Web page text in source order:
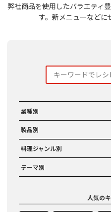
弊社商品を使用したバラエティ
す。 新メニューなどに
業種別
製品別
料理ジャンル別
テーマ別
人気の